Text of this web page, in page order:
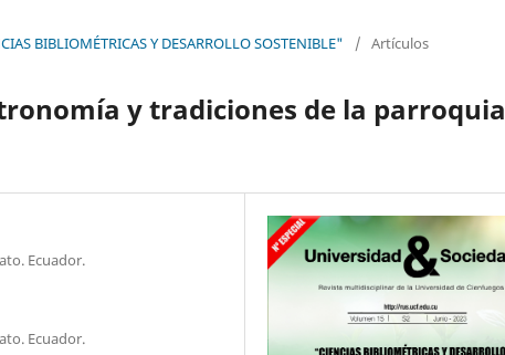
BIBLIOMÉTRICAS Y DESARROLLO SOSTENIBLE" / Artículos
y tradiciones de la parroquia
Ecuador.
Ecuador.